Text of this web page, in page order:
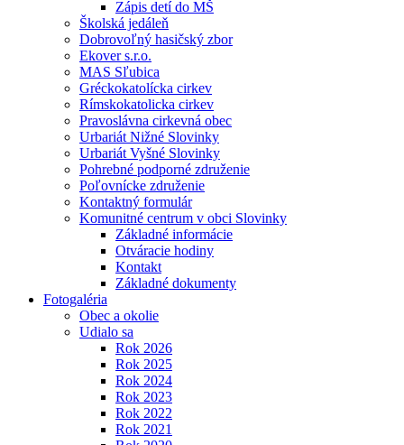
Zápis detí do MŠ
Školská jedáleň
Dobrovoľný hasičský zbor
Ekover s.r.o.
MAS Sľubica
Gréckokatolícka cirkev
Rímskokatolicka cirkev
Pravoslávna cirkevná obec
Urbariát Nižné Slovinky
Urbariát Vyšné Slovinky
Pohrebné podporné združenie
Poľovnícke združenie
Kontaktný formulár
Komunitné centrum v obci Slovinky
Základné informácie
Otváracie hodiny
Kontakt
Základné dokumenty
Fotogaléria
Obec a okolie
Udialo sa
Rok 2026
Rok 2025
Rok 2024
Rok 2023
Rok 2022
Rok 2021